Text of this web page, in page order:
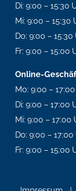
Di: 9:00 – 15:30
Mi: 9:00 – 15:30
Do: 9:00 – 15:30
Fr: 9:00 – 15:00
Online-
Mo: 9:00 –
Di: 9:00 – 17:00
Mi: 9:00 – 17:00
Do: 9:00 –
Fr: 9:00 – 15:00